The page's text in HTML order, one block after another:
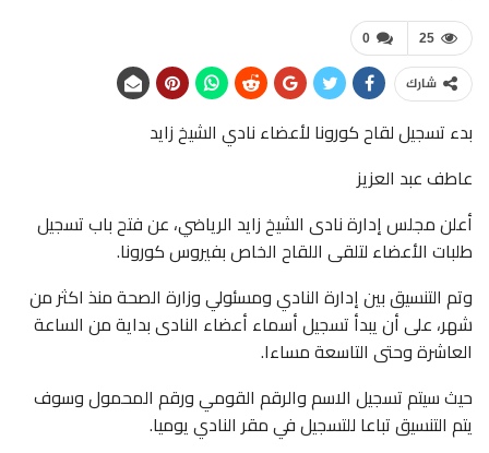
0 25
شارك
بدء تسجيل لقاح كورونا لأعضاء نادي الشيخ زايد
عاطف عبد العزيز
أعلن مجلس إدارة نادى الشيخ زايد الرياضي، عن فتح باب تسجيل
طلبات الأعضاء لتلقى اللقاح الخاص بفيروس كورونا.
وتم التنسيق بين إدارة النادي ومسئولي وزارة الصحة منذ اكثر من
شهر، على أن يبدأ تسجيل أسماء أعضاء النادى بداية من الساعة
العاشرة وحتى التاسعة مساءا.
حيث سيتم تسجيل الاسم والرقم القومي ورقم المحمول وسوف
يتم التنسيق تباعا للتسجيل في مقر النادي يوميا.